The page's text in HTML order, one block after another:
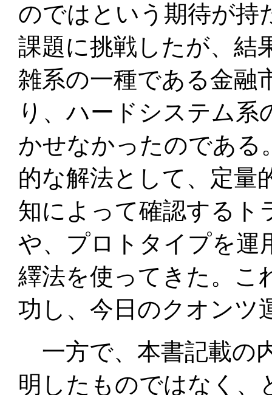
のではという期待が持
課題に挑戦したが、結
雑系の一種である金融
り、ハードシステム系
かせなかったのである
的な解法として、定量
知によって確認するト
や、プロトタイプを運
繹法を使ってきた。こ
功し、今日のクオンツ
一方で、本書記載の
明したものではなく、